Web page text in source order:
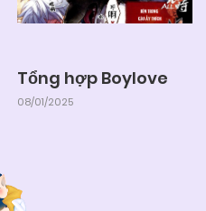
Tổng hợp Boylove
08/01/2025